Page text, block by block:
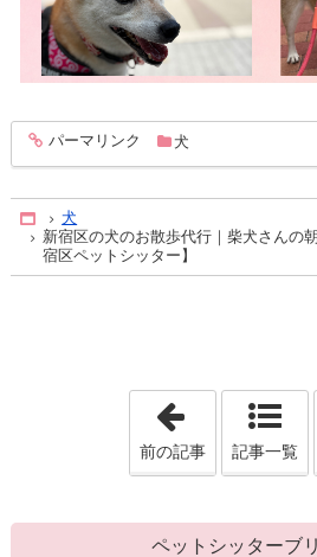
entry374
パーマリンク 犬
Home
犬
新宿区の犬のお散歩代行｜柴犬さんの
宿区ペットシッター】
「【新宿
前の記事 記事一覧
ペットシッターブ